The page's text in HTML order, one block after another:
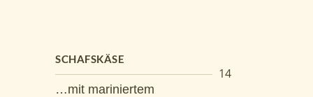
SCHAFSKÄSE
14
…mit mariniertem